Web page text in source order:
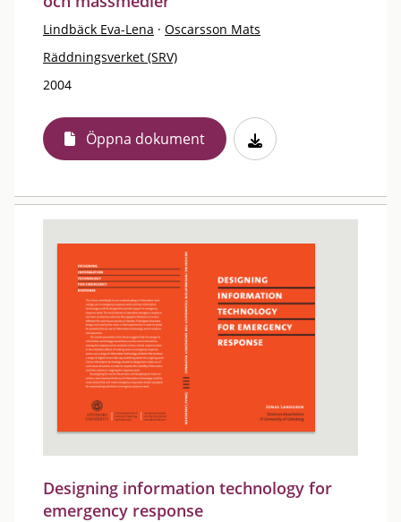
Lindbäck Eva-Lena · Oscarsson Mats
Räddningsverket (SRV)
2004
Öppna dokument
Designing information technology for
emergency response